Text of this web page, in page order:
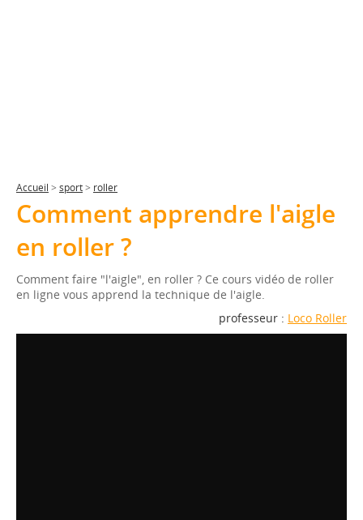
Accueil > sport> roller
Comment apprendre l'aigle
en roller ?
Comment faire "l'aigle", en roller ? Ce cours vidéo de roller
en ligne vous apprend la technique de l'aigle.
professeur : Loco Roller